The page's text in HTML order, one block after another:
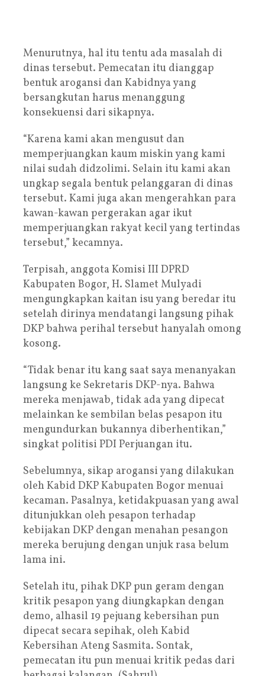
Menurutnya, hal itu tentu ada masalah di
dinas tersebut. Pemecatan itu dianggap
bentuk arogansi dan Kabidnya yang
bersangkutan harus menanggung
konsekuensi dari sikapnya.
“Karena kami akan mengusut dan
memperjuangkan kaum miskin yang kami
nilai sudah didzolimi. Selain itu kami akan
ungkap segala bentuk pelanggaran di dinas
tersebut. Kami juga akan mengerahkan para
kawan-kawan pergerakan agar ikut
memperjuangkan rakyat kecil yang tertindas
tersebut,” kecamnya.
Terpisah, anggota Komisi III DPRD
Kabupaten Bogor, H. Slamet Mulyadi
mengungkapkan kaitan isu yang beredar itu
setelah dirinya mendatangi langsung pihak
DKP bahwa perihal tersebut hanyalah omong
kosong.
“Tidak benar itu kang saat saya menanyakan
langsung ke Sekretaris DKP-nya. Bahwa
mereka menjawab, tidak ada yang dipecat
melainkan ke sembilan belas pesapon itu
mengundurkan bukannya diberhentikan,”
singkat politisi PDI Perjuangan itu.
Sebelumnya, sikap arogansi yang dilakukan
oleh Kabid DKP Kabupaten Bogor menuai
kecaman. Pasalnya, ketidakpuasan yang awal
ditunjukkan oleh pesapon terhadap
kebijakan DKP dengan menahan pesangon
mereka berujung dengan unjuk rasa belum
lama ini.
Setelah itu, pihak DKP pun geram dengan
kritik pesapon yang diungkapkan dengan
demo, alhasil 19 pejuang kebersihan pun
dipecat secara sepihak, oleh Kabid
Kebersihan Ateng Sasmita. Sontak,
pemecatan itu pun menuai kritik pedas dari